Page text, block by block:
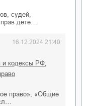
судей,
дете…
16.12.2024 21:40
и кодексы РФ
право», «Общие